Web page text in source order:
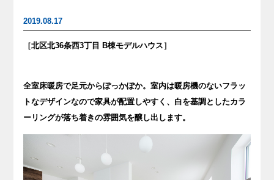
2019.08.17
［北区北36条西3丁目 B棟モデルハウス］
全室床暖房で足元からぽっかぽか。室内は暖房機のないフラッ
トなデザインなので家具が配置しやすく、白を基調としたカラ
ーリングが落ち着きの雰囲気を醸し出します。